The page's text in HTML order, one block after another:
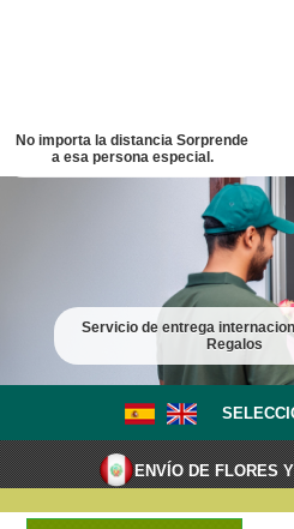
No importa la distancia Sorprende
a esa persona especial.
Servicio de entrega
Regalos
ENVÍO DE FLORES